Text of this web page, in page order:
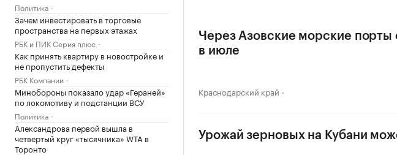
Политика
Зачем инвестировать в торговые
пространства на первых этажах
РБК и ПИК Серия плюс
Как принять квартиру в новостройке и
не пропустить дефекты
РБК Компании
Минобороны показало удар «Гераней»
по локомотиву и подстанции ВСУ
Политика
Александрова первой вышла в
четвертый круг «тысячника» WTA в
Торонто
Через Азовские морские порты
в июле
Краснодарский край
Урожай зерновых на Кубани